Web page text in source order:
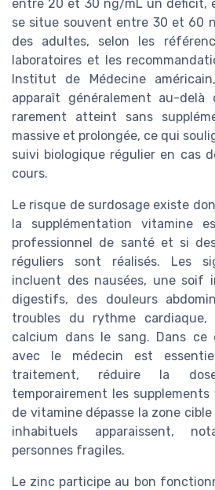
entre 20 et 30 ng/mL un déficit,
se situe souvent entre 30 et 60
des adultes, selon les
laboratoires et les
Institut de Médecine
apparaît généralement au-delà
rarement atteint sans
massive et prolongée, ce qui
suivi biologique régulier en cas
cours.
Le risque de surdosage existe
la supplémentation vitamine
professionnel de santé et si
réguliers sont réalisés. Les
incluent des nausées, une soif
digestifs, des douleurs
troubles du rythme
calcium dans le sang. Dans ce
avec le médecin est
traitement, réduire la
temporairement les
de vitamine dépasse la zone
inhabituels apparaissent,
personnes fragiles.
Le zinc participe au bon